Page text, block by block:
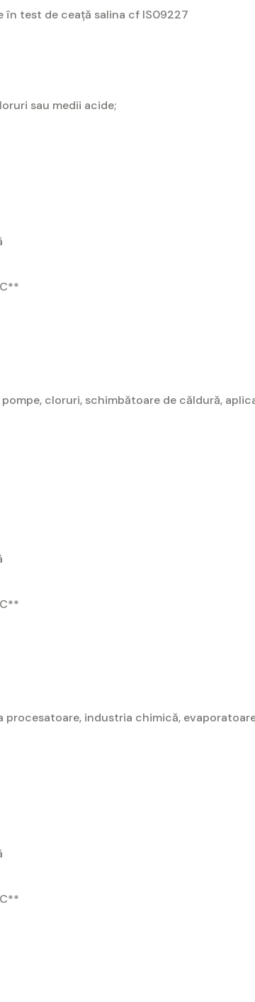
în test de ceață salina cf IS09227
sau medii acide;
cloruri, schimbătoare de căldură,
procesatoare, industria chimică,